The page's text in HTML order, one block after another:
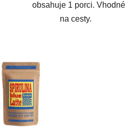
obsahuje 1 porci. Vhodné
na cesty.